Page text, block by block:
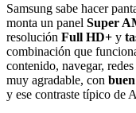
Samsung sabe hacer
monta un panel Super
resolución Full HD+ y
combinación que
contenido, navegar,
muy agradable, con
y ese contraste típico de